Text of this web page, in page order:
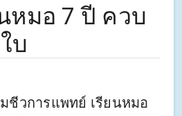
หมอ 7 ปี ควบ
บ
ชีวการแพทย์ เรียนหมอ